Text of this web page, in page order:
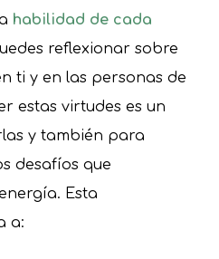
habilidad de cada
reflexionar sobre
ti y en las personas de
estas virtudes es un
y también para
desafíos que
Esta
a: